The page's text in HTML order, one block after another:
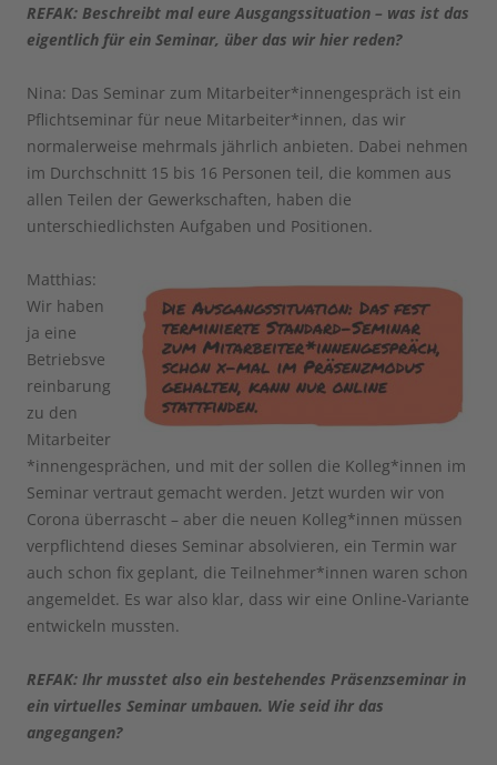
REFAK: Beschreibt mal eure Ausgangssituation – was ist das
eigentlich für ein Seminar, über das wir hier reden?
Nina: Das Seminar zum Mitarbeiter*innengespräch ist ein
Pflichtseminar für neue Mitarbeiter*innen, das wir
normalerweise mehrmals jährlich anbieten. Dabei nehmen
im Durchschnitt 15 bis 16 Personen teil, die kommen aus
allen Teilen der Gewerkschaften, haben die
unterschiedlichsten Aufgaben und Positionen.
Matthias:
Wir haben
ja eine
Betriebsve
reinbarung
zu den
Mitarbeiter
*innengesprächen, und mit der sollen die Kolleg*innen im
Seminar vertraut gemacht werden. Jetzt wurden wir von
Corona überrascht – aber die neuen Kolleg*innen müssen
verpflichtend dieses Seminar absolvieren, ein Termin war
auch schon fix geplant, die Teilnehmer*innen waren schon
angemeldet. Es war also klar, dass wir eine Online-Variante
entwickeln mussten.
REFAK: Ihr musstet also ein bestehendes Präsenzseminar in
ein virtuelles Seminar umbauen. Wie seid ihr das
angegangen?